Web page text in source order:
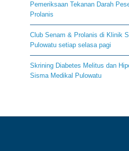
Pemeriksaan Tekanan Darah
Prolanis
Club Senam & Prolanis di Klinik
Pulowatu setiap selasa pagi
Skrining Diabetes Melitus dan
Sisma Medikal Pulowatu